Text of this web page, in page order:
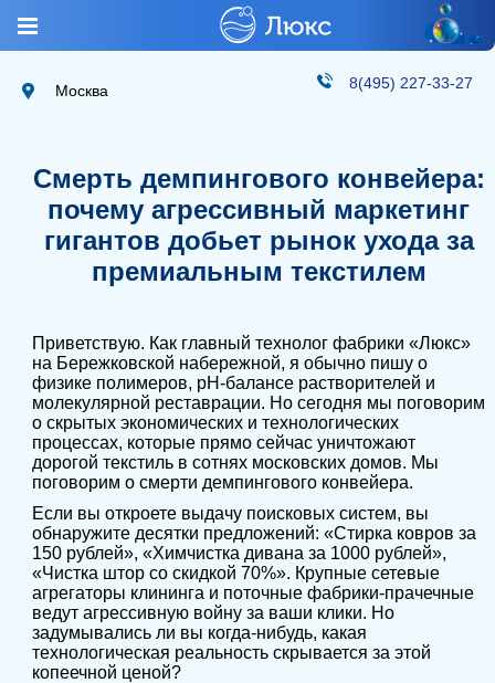
Москва 8(495) 227-33-27
Смерть демпингового конвейера:
почему агрессивный маркетинг
гигантов добьет рынок ухода за
премиальным текстилем
Приветствую. Как главный технолог фабрики «Люкс»
на Бережковской набережной, я обычно пишу о
физике полимеров, pH-балансе растворителей и
молекулярной реставрации. Но сегодня мы поговорим
о скрытых экономических и технологических
процессах, которые прямо сейчас уничтожают
дорогой текстиль в сотнях московских домов. Мы
поговорим о смерти демпингового конвейера.
Если вы откроете выдачу поисковых систем, вы
обнаружите десятки предложений: «Стирка ковров за
150 рублей», «Химчистка дивана за 1000 рублей»,
«Чистка штор со скидкой 70%». Крупные сетевые
агрегаторы клининга и поточные фабрики-прачечные
ведут агрессивную войну за ваши клики. Но
задумывались ли вы когда-нибудь, какая
технологическая реальность скрывается за этой
копеечной ценой?